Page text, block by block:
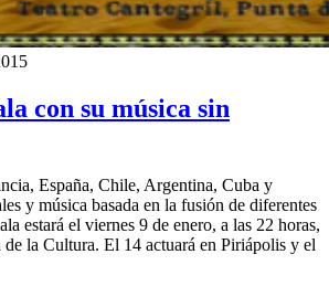
con su música sin
España, Chile, Argentina, Cuba y
y música basada en la fusión de diferentes
estará el viernes 9 de enero, a las 22 horas,
de la Cultura. El 14 actuará en Piriápolis y el